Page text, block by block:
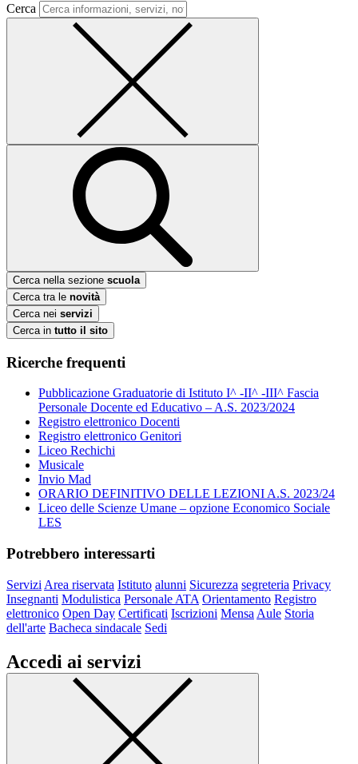
Cerca
Cerca nella sezione scuola
Cerca tra le novità
Cerca nei servizi
Cerca in tutto il sito
Ricerche frequenti
Pubblicazione Graduatorie di Istituto I^ -II^ -III^ Fascia
Personale Docente ed Educativo – A.S. 2023/2024
Registro elettronico Docenti
Registro elettronico Genitori
Liceo Rechichi
Musicale
Invio Mad
ORARIO DEFINITIVO DELLE LEZIONI A.S. 2023/24
Liceo delle Scienze Umane – opzione Economico Sociale
LES
Potrebbero interessarti
Servizi Area riservata Istituto alunni Sicurezza segreteria Privacy
Insegnanti Modulistica Personale ATA Orientamento Registro
elettronico Open Day Certificati Iscrizioni Mensa Aule Storia
dell'arte Bacheca sindacale Sedi
Accedi ai servizi